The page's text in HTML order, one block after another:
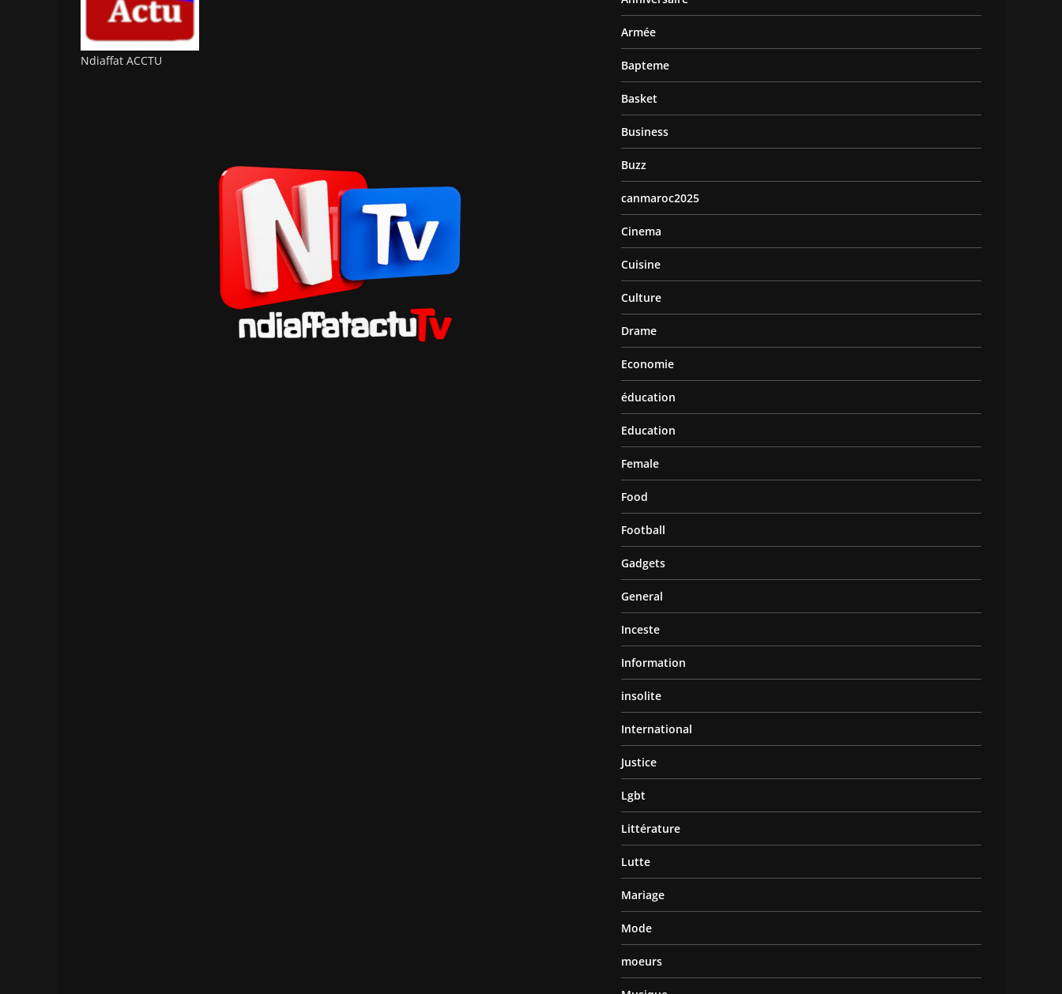
Ndiaffat ACCTU
Armée
Bapteme
Basket
Business
Buzz
canmaroc2025
Cinema
Cuisine
Culture
Drame
Economie
éducation
Education
Female
Food
Football
Gadgets
General
Inceste
Information
insolite
International
Justice
Lgbt
Littérature
Lutte
Mariage
Mode
moeurs